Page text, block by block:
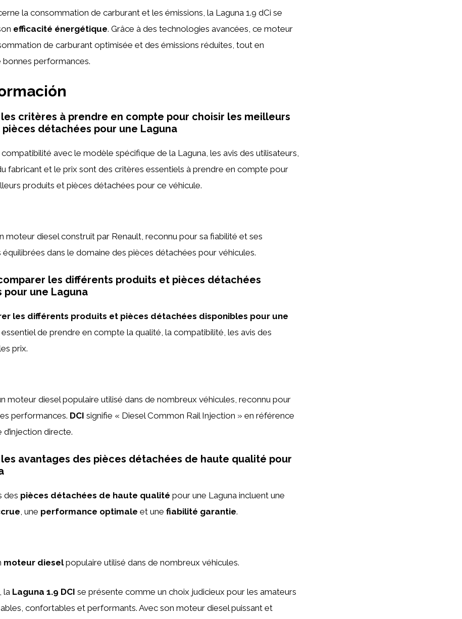
la consommation de carburant et les émissions, la Laguna 1.9 dCi se
efficacité énergétique. Grâce à des technologies avancées, ce moteur
de carburant optimisée et des émissions réduites, tout en
bonnes performances.
critères à prendre en compte pour choisir les meilleurs
détachées pour une Laguna
compatibilité avec le modèle spécifique de la Laguna, les avis des utilisateurs,
fabricant et le prix sont des critères essentiels à prendre en compte pour
produits et pièces détachées pour ce véhicule.
moteur diesel construit par Renault, reconnu pour sa fiabilité et ses
dans le domaine des pièces détachées pour véhicules.
les différents produits et pièces détachées
pour une Laguna
les différents produits et pièces détachées disponibles pour une
essentiel de prendre en compte la qualité, la compatibilité, les avis des
prix.
moteur diesel populaire utilisé dans de nombreux véhicules, reconnu pour
performances. DCI signifie « Diesel Common Rail Injection » en référence
directe.
avantages des pièces détachées de haute qualité pour
des pièces détachées de haute qualité pour une Laguna incluent une
, une performance optimale et une fiabilité garantie.
moteur dieselpopulaire utilisé dans de nombreux véhicules.
la Laguna 1.9 DCI se présente comme un choix judicieux pour les amateurs
confortables et performants. Avec son moteur diesel puissant et